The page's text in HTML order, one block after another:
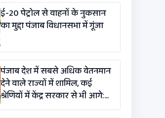
ई-20 पेट्रोल से वाहनों के नुकसान
का मुद्दा पंजाब विधानसभा में गूंजा
पंजाब देश में सबसे अधिक वेतनमान
देने वाले राज्यों में शामिल, कई
श्रेणियों में केंद्र सरकार से भी आगे:
हरपाल सिंह चीमा